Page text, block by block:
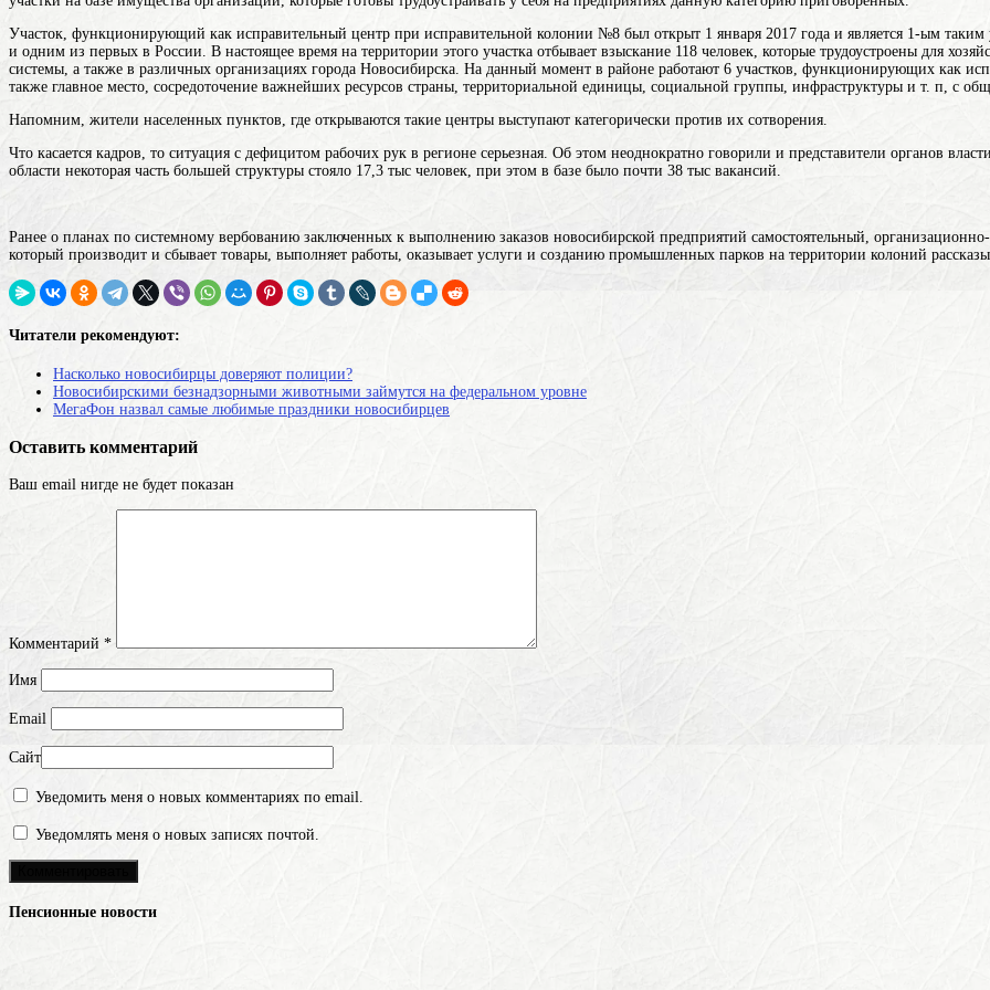
Участок, функционирующий как исправительный центр при исправительной колонии №8 был открыт 1 января 2017 года и является 1-ым таким
и одним из первых в России. В настоящее время на территории этого участка отбывает взыскание 118 человек, которые трудоустроены для
системы, а также в различных организациях города Новосибирска. На данный момент в районе работают 6 участков, функционирующих как
также главное место, сосредоточение важнейших ресурсов страны, территориальной единицы, социальной группы, инфраструктуры и т. п, с
Напомним, жители населенных пунктов, где открываются такие центры выступают категорически против их сотворения.
Что касается кадров, то ситуация с дефицитом рабочих рук в регионе серьезная. Об этом неоднократно говорили и представители органов
области некоторая часть большей структуры стояло 17,3 тыс человек, при этом в базе было почти 38 тыс вакансий.
Ранее о планах по системному вербованию заключенных к выполнению заказов новосибирской предприятий самостоятельный,
который производит и сбывает товары, выполняет работы, оказывает услуги и созданию промышленных парков на территории колоний
Читатели рекомендуют:
Насколько новосибирцы доверяют полиции?
Новосибирскими безнадзорными животными займутся на федеральном уровне
МегаФон назвал самые любимые праздники новосибирцев
Оставить комментарий
Ваш email нигде не будет показан
Комментарий *
Имя
Email
Сайт
Уведомить меня о новых комментариях по email.
Уведомлять меня о новых записях почтой.
Пенсионные новости